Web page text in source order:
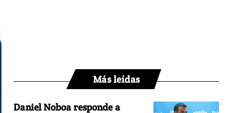
Más leídas
Daniel Noboa responde a